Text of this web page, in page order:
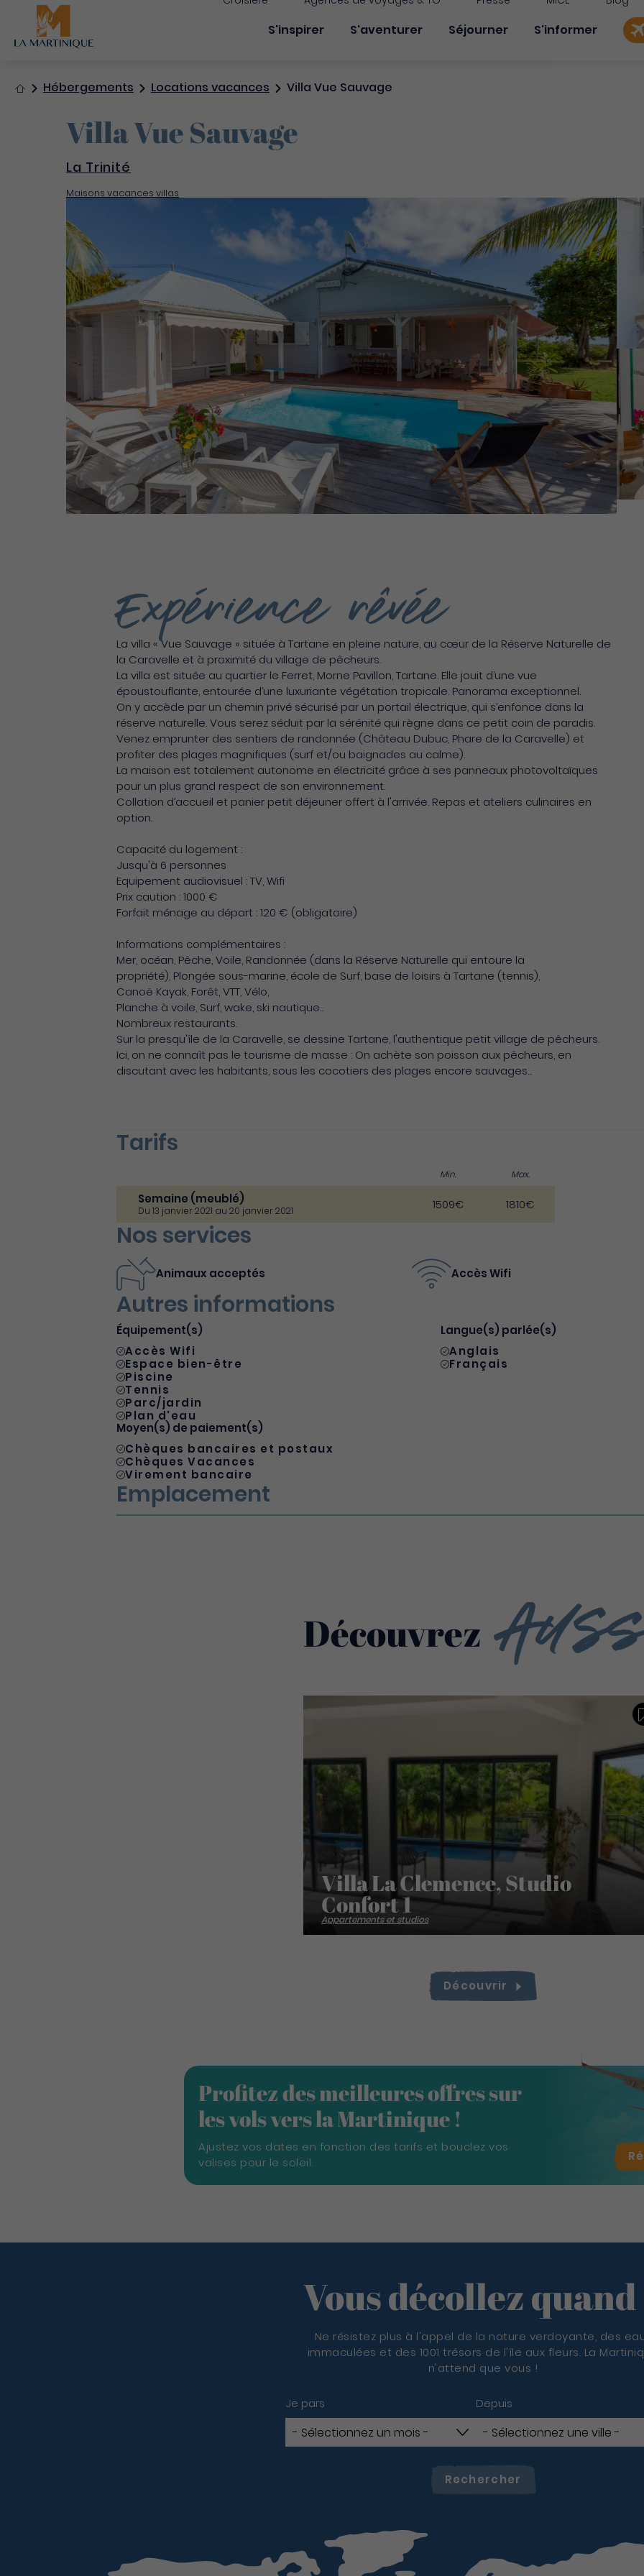
Navigation principale
S'inspirer
S'aventurer Séjourner S'informer
Accueil
Hébergements Locations vacances Villa Vue Sauvage
Villa Vue Sauvage
La Trinité
Maisons vacances villas
Expérience rêvée
La villa « Vue Sauvage » située à Tartane en pleine nature, au cœur de la Réserve Naturelle de
la Caravelle et à proximité du village de pêcheurs.
La villa est située au quartier le Ferret, Morne Pavillon, Tartane. Elle jouit d’une vue
époustouflante, entourée d’une luxuriante végétation tropicale. Panorama exceptionnel.
On y accède par un chemin privé sécurisé par un portail électrique, qui s’enfonce dans la
réserve naturelle. Vous serez séduit par la sérénité qui règne dans ce petit coin de paradis.
Venez emprunter des sentiers de randonnée (Château Dubuc, Phare de la Caravelle) et
profiter des plages magnifiques (surf et/ou baignades au calme).
La maison est totalement autonome en électricité grâce à ses panneaux photovoltaïques
pour un plus grand respect de son environnement.
Collation d’accueil et panier petit déjeuner offert à l'arrivée. Repas et ateliers culinaires en
option.
Capacité du logement :
Jusqu'à 6 personnes
Equipement audiovisuel : TV, Wifi
Prix caution : 1000 €
Forfait ménage au départ : 120 € (obligatoire)
Informations complémentaires :
Mer, océan, Pêche, Voile, Randonnée (dans la Réserve Naturelle qui entoure la
propriété), Plongée sous-marine, école de Surf, base de loisirs à Tartane (tennis),
Canoë Kayak, Forêt, VTT, Vélo,
Planche à voile, Surf, wake, ski nautique...
Nombreux restaurants.
Sur la presqu'île de la Caravelle, se dessine Tartane, l'authentique petit village de pêcheurs.
Ici, on ne connaît pas le tourisme de masse : On achète son poisson aux pêcheurs, en
discutant avec les habitants, sous les cocotiers des plages encore sauvages...
Tarifs
Min. Max.
Semaine (meublé)
Du 13 janvier 2021 au 20 janvier 2021 1509€ 1810€
Nos services
Animaux acceptés Accès Wifi
Autres informations
Équipement(s)
Accès Wifi
Espace bien-être
Piscine
Tennis
Parc/jardin
Plan d'eau
Langue(s) parlée(s)
Anglais
Français
Moyen(s) de paiement(s)
Chèques bancaires et postaux
Chèques Vacances
Virement bancaire
Emplacement
Découvrez
Villa La Clemence, Studio
Confort 1
Appartements et studios
Découvrir
Profitez des meilleures offres sur
les vols vers la Martinique !
Ajustez vos dates en fonction des tarifs et bouclez vos
valises pour le soleil.
Vous décollez quand
Ne résistez plus à l'appel de la nature verdoyante, des
immaculées et des 1001 trésors de l'île aux fleurs. La
n'attend que vous !
Je pars Depuis
Rechercher